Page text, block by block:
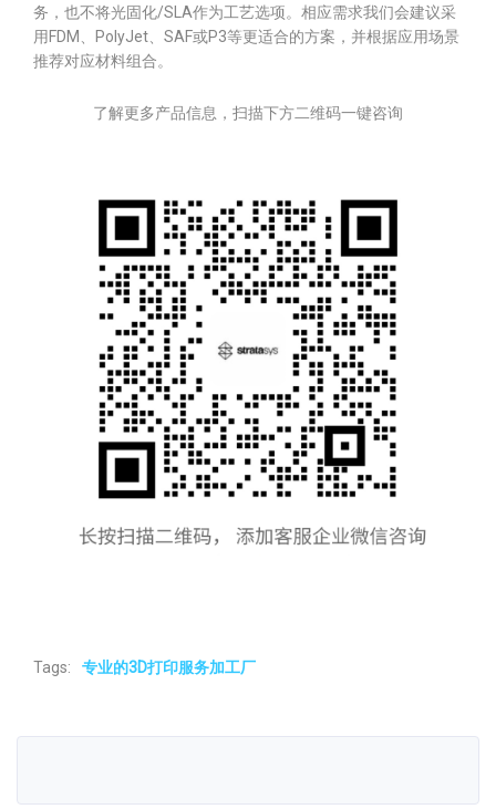
务，也不将光固化/SLA作为工艺选项。相应需求我们会建议采
用FDM、PolyJet、SAF或P3等更适合的方案，并根据应用场景
推荐对应材料组合。
了解更多产品信息，扫描下方二维码一键咨询
Tags: 专业的3D打印服务加工厂